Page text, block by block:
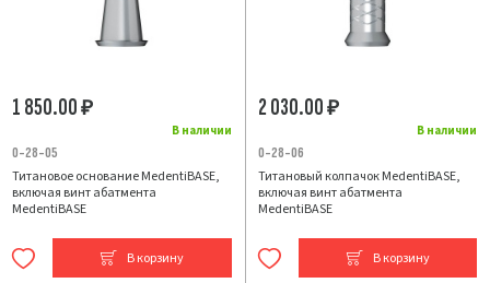
В наличии
1 850.00₽
0-28-05
Титановое основание MedentiBASE,
включая винт абатмента
MedentiBASE
В корзину
В наличии
2 030.00₽
0-28-06
Титановый колпачок MedentiBASE,
включая винт абатмента
MedentiBASE
В корзину